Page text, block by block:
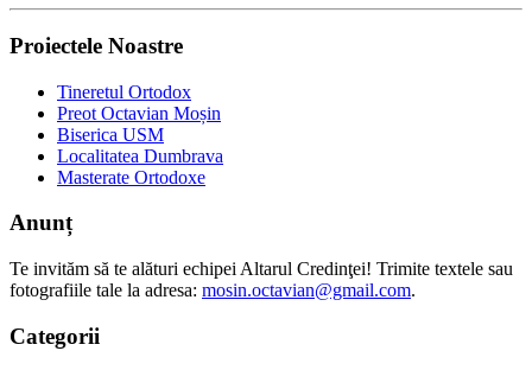
Proiectele Noastre
Tineretul Ortodox
Preot Octavian Moșin
Biserica USM
Localitatea Dumbrava
Masterate Ortodoxe
Anunț
Te invităm să te alături echipei Altarul Credinţei! Trimite textele sau
fotografiile tale la adresa: mosin.octavian@gmail.com.
Categorii